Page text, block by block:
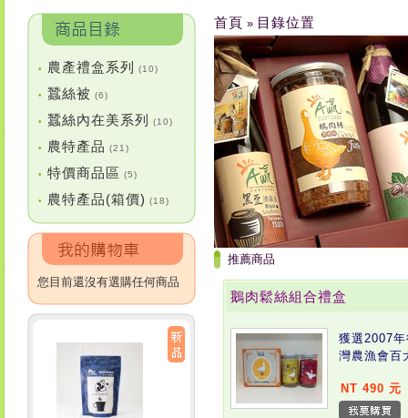
• 農產禮盒系列 (10)
• 蠶絲被 (6)
• 蠶絲內在美系列 (10)
• 農特產品 (21)
• 特價商品區 (5)
• 農特產品(箱價) (18)
您目前還沒有選購任何商品
首頁 » 目錄位置
推薦商品
鵝肉鬆絲組合禮盒
獲選2007
灣農漁會百
NT 490 元